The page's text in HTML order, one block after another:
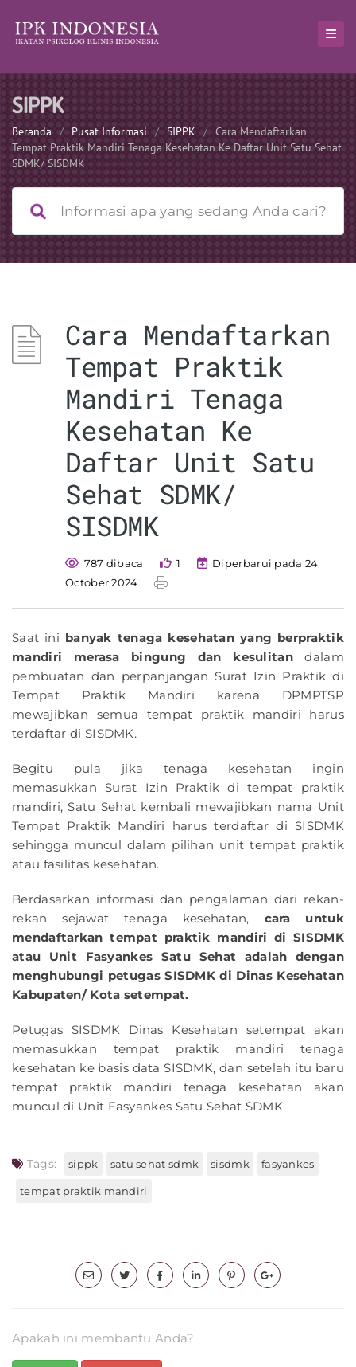
SIPPK
Beranda / Pusat Informasi / SIPPK / Cara Mendaftarkan
Tempat Praktik Mandiri Tenaga Kesehatan Ke Daftar Unit Satu Sehat
SDMK/ SISDMK
Cara Mendaftarkan
Tempat Praktik
Mandiri Tenaga
Kesehatan Ke
Daftar Unit Satu
Sehat SDMK/
SISDMK
787 dibaca 1
Diperbarui pada 24
October 2024
Saat ini banyak tenaga kesehatan yang berpraktik
mandiri merasa bingung dan kesulitandalam
pembuatan dan perpanjangan Surat Izin Praktik di
Tempat Praktik Mandiri karena DPMPTSP
mewajibkan semua tempat praktik mandiri harus
terdaftar di SISDMK.
Begitu pula jika tenaga kesehatan ingin
memasukkan Surat Izin Praktik di tempat praktik
mandiri, Satu Sehat kembali mewajibkan nama Unit
Tempat Praktik Mandiri harus terdaftar di SISDMK
sehingga muncul dalam pilihan unit tempat praktik
atau fasilitas kesehatan.
Berdasarkan informasi dan pengalaman dari rekan-
rekan sejawat tenaga kesehatan, cara untuk
mendaftarkan tempat praktik mandiri di SISDMK
atau Unit Fasyankes Satu Sehat adalah dengan
menghubungi petugas SISDMK di Dinas Kesehatan
Kabupaten/ Kota setempat.
Petugas SISDMK Dinas Kesehatan setempat akan
memasukkan tempat praktik mandiri tenaga
kesehatan ke basis data SISDMK, dan setelah itu baru
tempat praktik mandiri tenaga kesehatan akan
muncul di Unit Fasyankes Satu Sehat SDMK.
Tags: sippk satu sehat sdmk sisdmk fasyankes
tempat praktik mandiri
Apakah ini membantu Anda?